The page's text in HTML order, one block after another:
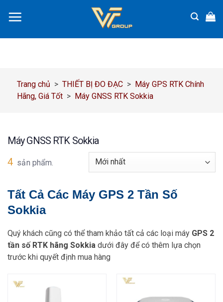
đến
dung
Trang chủ > THIẾT BỊ ĐO ĐẠC > Máy GPS RTK Chính
Hãng, Giá Tốt > Máy GNSS RTK Sokkia
Máy GNSS RTK Sokkia
4 sản phẩm.
Tất Cả Các Máy GPS 2 Tần Số
Sokkia
Quý khách cũng có thể tham khảo tất cả các loại máy GPS 2
tần số RTK hãng Sokkia dưới đây để có thêm lựa chọn
trước khi quyết định mua hàng